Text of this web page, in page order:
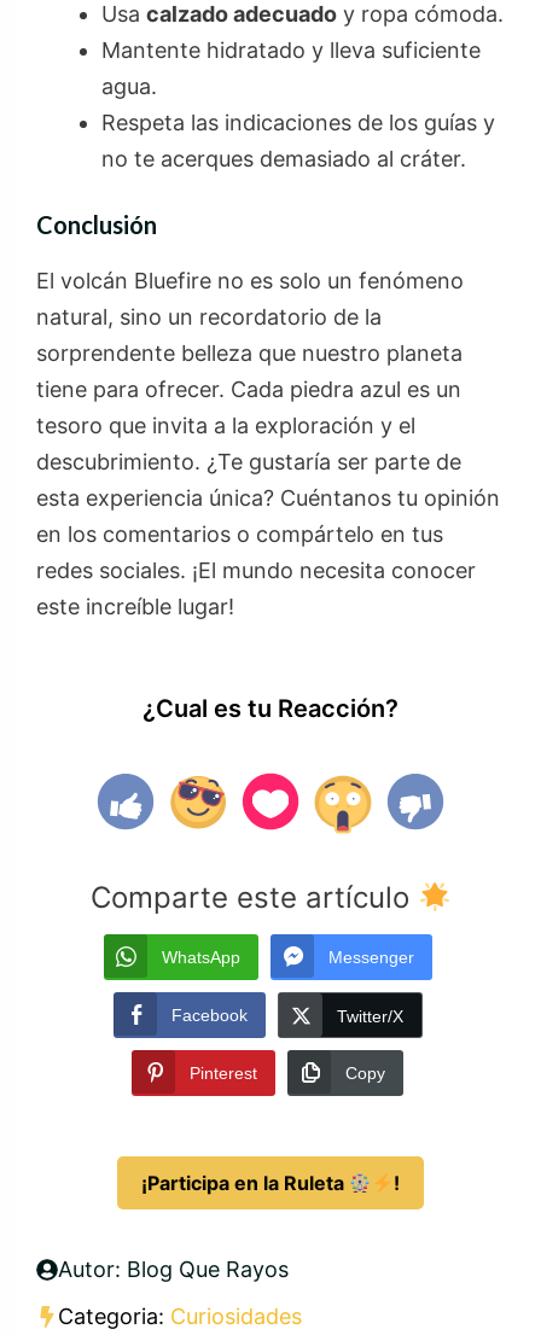
Usa calzado adecuado y ropa cómoda.
Mantente hidratado y lleva suficiente
agua.
Respeta las indicaciones de los guías y
no te acerques demasiado al cráter.
Conclusión
El volcán Bluefire no es solo un fenómeno
natural, sino un recordatorio de la
sorprendente belleza que nuestro planeta
tiene para ofrecer. Cada piedra azul es un
tesoro que invita a la exploración y el
descubrimiento. ¿Te gustaría ser parte de
esta experiencia única? Cuéntanos tu opinión
en los comentarios o compártelo en tus
redes sociales. ¡El mundo necesita conocer
este increíble lugar!
¿Cual es tu Reacción?
Comparte este artículo
WhatsApp Messenger
Facebook Twitter/X
Pinterest Copy
¡Participa en la Ruleta !
Autor: Blog Que Rayos
Categoria: Curiosidades